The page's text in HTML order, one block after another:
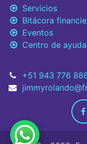
+51 943 776
Servicios
Bitácora
Eventos
Centro de ayuda